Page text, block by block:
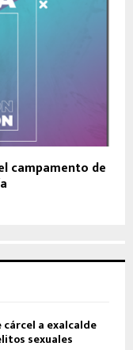
campamento de
cárcel a exalcalde
sexuales